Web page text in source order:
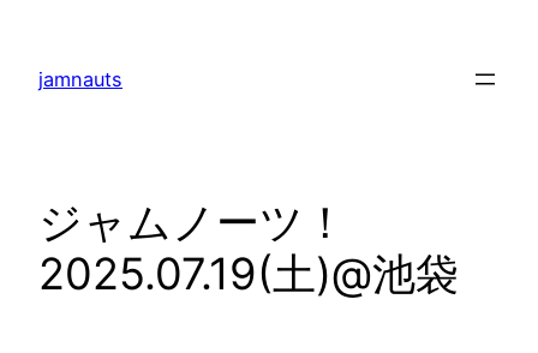
jamnauts
ジャムノーツ！
2025.07.19(土)@池袋